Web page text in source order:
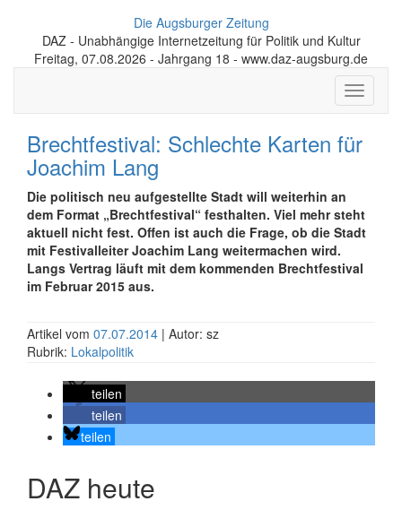
Die Augsburger Zeitung
DAZ - Unabhängige Internetzeitung für Politik und Kultur
Freitag, 07.08.2026 - Jahrgang 18 - www.daz-augsburg.de
Toggle
Brechtfestival: Schlechte Karten für
Joachim Lang
Die politisch neu aufgestellte Stadt will weiterhin an
dem Format „Brechtfestival“ festhalten. Viel mehr steht
aktuell nicht fest. Offen ist auch die Frage, ob die Stadt
mit Festivalleiter Joachim Lang weitermachen wird.
Langs Vertrag läuft mit dem kommenden Brechtfestival
im Februar 2015 aus.
Artikel vom 07.07.2014 | Autor: sz
Rubrik: Lokalpolitik
teilen
teilen
teilen
DAZ heute